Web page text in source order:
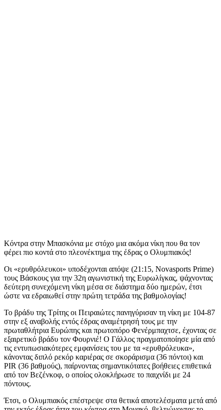
Κόντρα στην Μπασκόνια με στόχο μια ακόμα νίκη που θα τον
φέρει πιο κοντά στο πλεονέκτημα της έδρας ο Ολυμπιακός!
Οι «ερυθρόλευκοι» υποδέχονται απόψε (21:15, Novasports Prime)
τους Βάσκους για την 32η αγωνιστική της Ευρωλίγκας, ψάχνοντας
δεύτερη συνεχόμενη νίκη μέσα σε διάστημα δύο ημερών, έτσι
ώστε να εδραιωθεί στην πρώτη τετράδα της βαθμολογίας!
Το βράδυ της Τρίτης οι Πειραιώτες πανηγύρισαν τη νίκη με 104-87
στην εξ αναβολής εντός έδρας αναμέτρησή τους με την
πρωταθλήτρια Ευρώπης και πρωτοπόρο Φενέρμπαχτσε, έχοντας σε
εξαιρετικό βράδυ τον Φουρνιέ! Ο Γάλλος πραγματοποίησε μία από
τις εντυπωσιακότερες εμφανίσεις του με τα «ερυθρόλευκα»,
κάνοντας διπλό ρεκόρ καριέρας σε σκοράρισμα (36 πόντοι) και
PIR (36 βαθμούς), παίρνοντας σημαντικότατες βοήθειες επιθετικά
από τον Βεζένκοφ, ο οποίος ολοκλήρωσε το παιχνίδι με 24
πόντους.
Έτσι, ο Ολυμπιακός επέστρεψε στα θετικά αποτελέσματα μετά από